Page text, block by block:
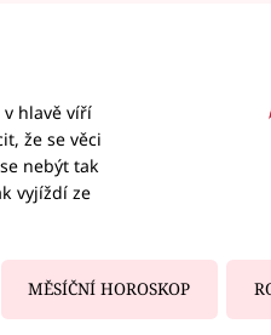
v hlavě víří
že se věci
nebýt tak
vyjíždí ze
MĚSÍČNÍ HOROSKOP